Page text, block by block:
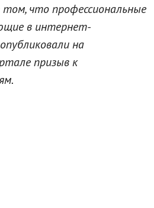
что профессиональные
в интернет-
на
призыв к